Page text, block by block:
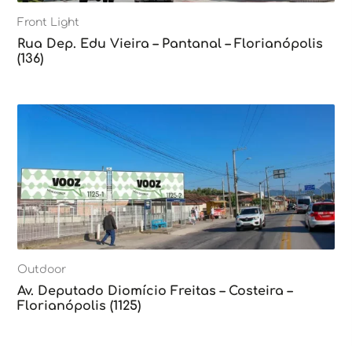
Front Light
Rua Dep. Edu Vieira – Pantanal – Florianópolis
(136)
Outdoor
Av. Deputado Diomício Freitas – Costeira –
Florianópolis (1125)